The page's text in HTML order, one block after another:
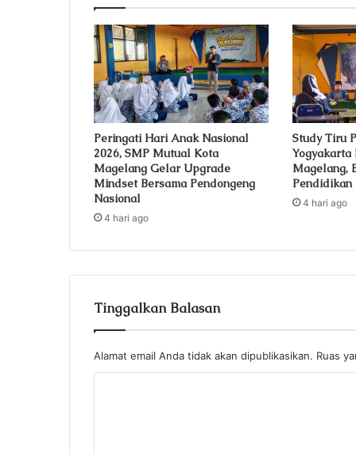
i
l
d
d
r
e
s
s
Peringati Hari Anak Nasional
2026, SMP Mutual Kota
Magelang Gelar Upgrade
Mindset Bersama Pendongeng
Nasional
4 hari ago
Study Tiru
Magelang,
Pendidikan
4 hari ago
Tinggalkan Balasan
Alamat email Anda tidak akan dipublikasikan. Ruas